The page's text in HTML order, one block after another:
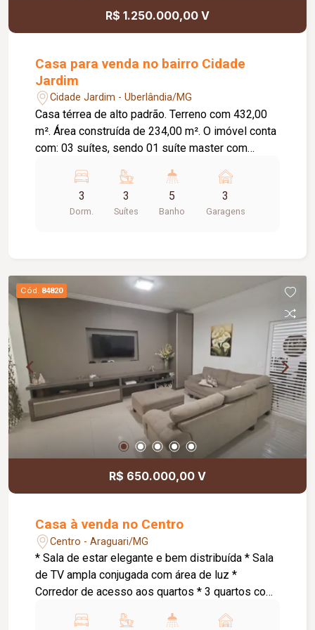
R$ 1.250.000,00 V
Casa para venda no bairro Cidade
Jardim
Cidade Jardim - Uberlândia/MG
Casa térrea de alto padrão. Terreno com 432,00
m². Área construída de 234,00 m². O imóvel conta
com: 03 suítes, sendo 01 suíte master com
inverno; Cozinha ampla e funcional; Área gourmet
com banheiro de apoio e depósito; Piscina
aquecida; Academia privativa; Lavanderia
Carregador para veículo elétrico; Portões
eletrônicos; Sistema de alarme com câmeras de
monitoramento; Cerca concertina; Acabamentos
atualizados; Ambientes amplos, modernos e bem
de venda: R$ 1.250.000,00.
3
Dorm.
3
Suítes
5
Banho
3
Garagens
Cód. 84820
R$ 650.000,00 V
Casa à venda no Centro
Centro - Araguari/MG
* Sala de estar elegante e bem distribuída * Sala
de TV ampla conjugada com área de luz *
Corredor de acesso aos quartos * 3 quartos com
planejados e banheira de hidromassagem * 1